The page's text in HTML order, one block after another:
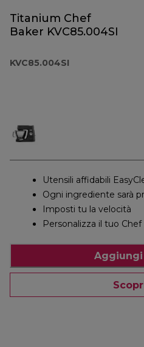
Titanium Chef
Baker KVC85.004SI
KVC85.004SI
Utensili affidabili
Ogni ingrediente sarà
Imposti tu la velocità
Personalizza il tuo Chef